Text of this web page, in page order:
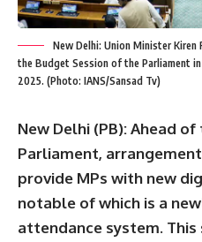
New Delhi: Union Minister Kiren
the Budget Session of the Parliament
2025. (Photo: IANS/Sansad Tv)
New Delhi (PB):Ahead of
Parliament,
provide MPs with new
notable of which is a
attendance system.